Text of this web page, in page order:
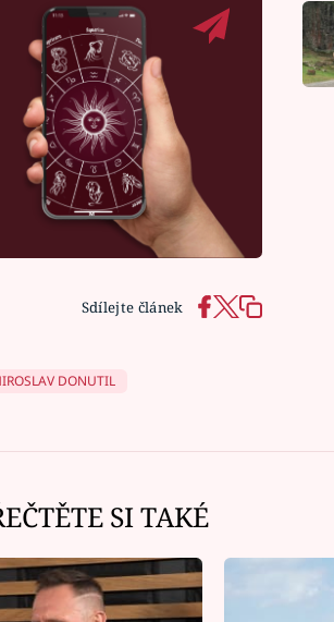
Sdílejte článek
DONUTIL
SI TAKÉ